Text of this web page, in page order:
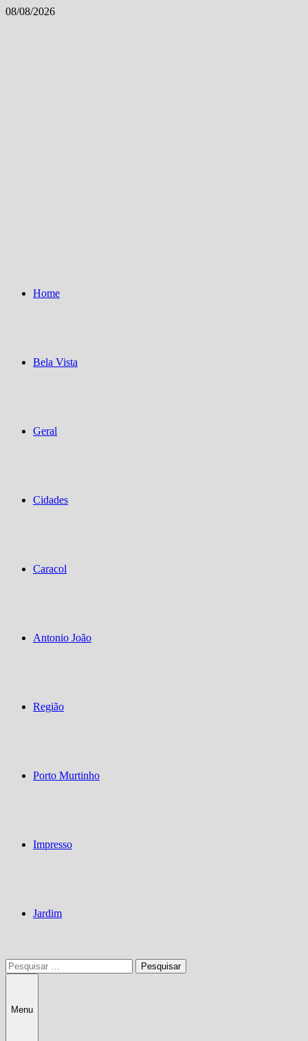
Skip
08/08/2026
Home
Bela Vista
Geral
Cidades
Caracol
Antonio João
Região
Porto Murtinho
Impresso
Jardim
Pesquisar
por:
Menu